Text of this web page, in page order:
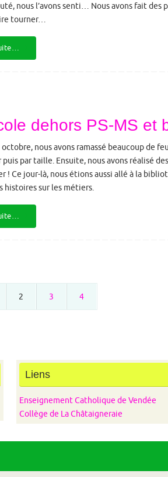
nous l’avons senti… Nous avons fait des
tourner…
dehors PS-MS et
nous avons ramassé beaucoup de
puis par taille. Ensuite, nous avons réalisé
! Ce jour-là, nous étions aussi allé à la
histoires sur les métiers.
2 3 4
Liens
Enseignement Catholique de Vendée
Collège de La Châtaigneraie